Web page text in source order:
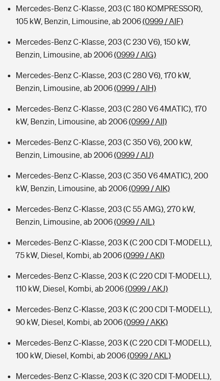
Mercedes-Benz C-Klasse, 203 (C 180 KOMPRESSOR),
105 kW, Benzin, Limousine, ab 2006(0999 / AIF)
Mercedes-Benz C-Klasse, 203 (C 230 V6), 150 kW,
Benzin, Limousine, ab 2006(0999 / AIG)
Mercedes-Benz C-Klasse, 203 (C 280 V6), 170 kW,
Benzin, Limousine, ab 2006(0999 / AIH)
Mercedes-Benz C-Klasse, 203 (C 280 V6 4MATIC), 170
kW, Benzin, Limousine, ab 2006(0999 / AII)
Mercedes-Benz C-Klasse, 203 (C 350 V6), 200 kW,
Benzin, Limousine, ab 2006(0999 / AIJ)
Mercedes-Benz C-Klasse, 203 (C 350 V6 4MATIC), 200
kW, Benzin, Limousine, ab 2006(0999 / AIK)
Mercedes-Benz C-Klasse, 203 (C 55 AMG), 270 kW,
Benzin, Limousine, ab 2006(0999 / AIL)
Mercedes-Benz C-Klasse, 203 K (C 200 CDI T-MODELL),
75 kW, Diesel, Kombi, ab 2006(0999 / AKI)
Mercedes-Benz C-Klasse, 203 K (C 220 CDI T-MODELL),
110 kW, Diesel, Kombi, ab 2006(0999 / AKJ)
Mercedes-Benz C-Klasse, 203 K (C 200 CDI T-MODELL),
90 kW, Diesel, Kombi, ab 2006(0999 / AKK)
Mercedes-Benz C-Klasse, 203 K (C 220 CDI T-MODELL),
100 kW, Diesel, Kombi, ab 2006(0999 / AKL)
Mercedes-Benz C-Klasse, 203 K (C 320 CDI T-MODELL),